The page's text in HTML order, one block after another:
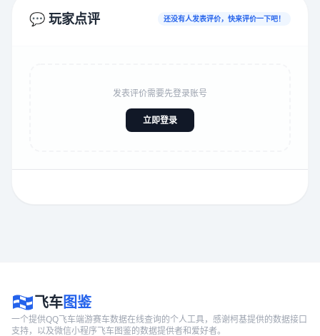
💬 玩家点评 还没有人发表评价，快来评价一下吧！
发表评价需要先登录账号
立即登录
飞车图鉴
一个提供QQ飞车端游赛车数据在线查询的个人工具，感谢柯基提供的数据接口
支持，以及微信小程序飞车图鉴的数据提供者和爱好者。